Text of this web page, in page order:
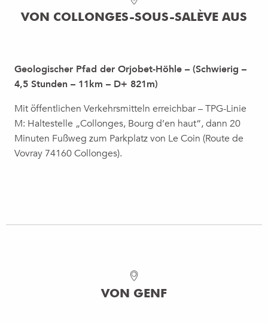
VON COLLONGES-SOUS-SALÈVE AUS
Geologischer Pfad der Orjobet-Höhle – (Schwierig –
4,5 Stunden – 11km – D+ 821m)
Mit öffentlichen Verkehrsmitteln erreichbar – TPG-Linie
M: Haltestelle „Collonges, Bourg d’en haut“, dann 20
Minuten Fußweg zum Parkplatz von Le Coin (Route de
Vovray 74160 Collonges).
SENTIER PÉDESTRE GÉOLOGIQUE DE
LA GROTTE D'ORJOBET
von Tine, das Gewölbe von Corraterie, die...
VON GENF